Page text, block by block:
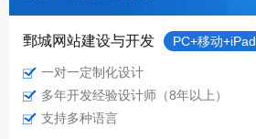
鄄城网站建设与开发 PC+移动+iPad
一对一定制化设计
多年开发经验设计师（8年以上）
支持多种语言